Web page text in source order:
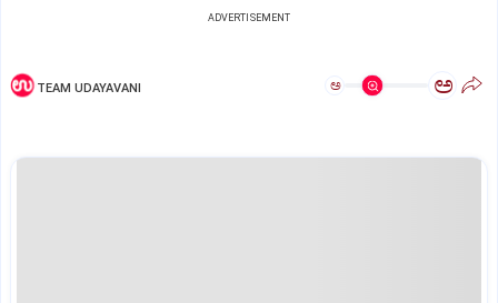
ADVERTISEMENT
TEAM UDAYAVANI ಅ ಅ